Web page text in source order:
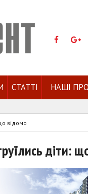
СТАТТІ НАШІ
відомо
діти: